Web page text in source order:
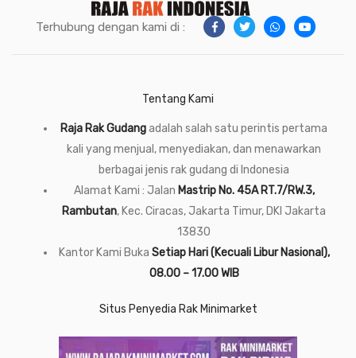
Terhubung dengan kami di :
Tentang Kami
Raja Rak Gudangadalah salah satu perintis pertama
kali yang menjual, menyediakan, dan menawarkan
berbagai jenis rak gudang di Indonesia
Alamat Kami : Jalan Mastrip No. 45A RT.7/RW.3,
Rambutan, Kec. Ciracas, Jakarta Timur, DKI Jakarta
13830
Kantor Kami Buka Setiap Hari (Kecuali Libur Nasional),
08.00 – 17.00 WIB
Situs Penyedia Rak Minimarket